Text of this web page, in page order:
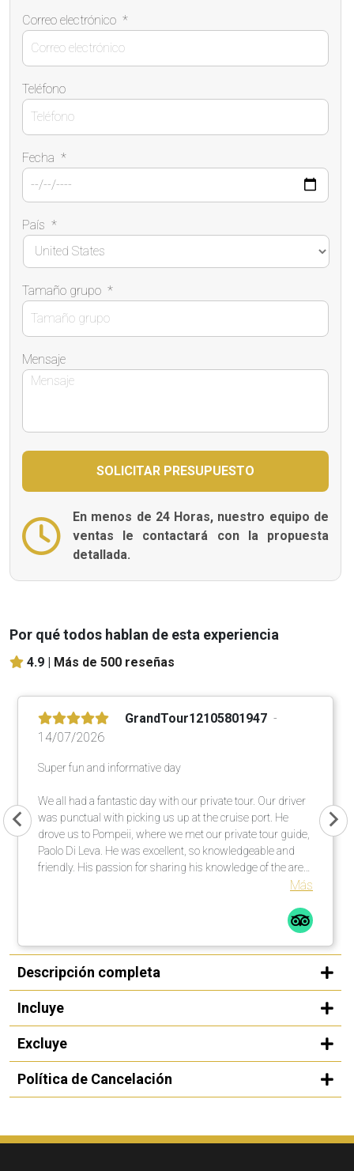
Correo electrónico *
Teléfono
Fecha *
País *
Tamaño grupo *
Mensaje
En menos de 24 Horas, nuestro equipo de
ventas le contactará con la propuesta
detallada.
Por qué todos hablan de esta experiencia
4.9 | Más de 500 reseñas
GrandTour12105801947
14/07/2026
Super fun and informative day
We all had a fantastic day with our private tour. Our driver
was punctual with picking us up at the cruise port. He
drove us to Pompeii, where we met our private tour guide,
Paolo Di Leva. He was excellent, so knowledgeable and
friendly. His passion for sharing his knowledge of the area
was excellent. After lunch we went to Mt.Vesuvius to climb
time we would need to leave to get back to the cruise ship
on time. He was an excellent driver and would highly
recommend him. One last very important comment. A
week and a half prior to our cruise, the cruise line switched
the Port of Naples to the Port of Salerno. I contacted Patricio
Más
Descripción completa
Incluye
Excluye
Política de Cancelación